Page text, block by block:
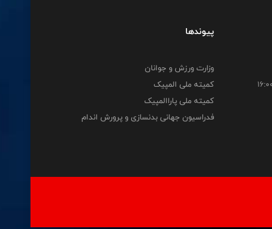
پیوندها
وزارت ورزش و جوانان
کمیته ملی المپیک
کمیته ملی پاراالمپیک
فدراسیون جهانی بدنسازی و پرورش اندام